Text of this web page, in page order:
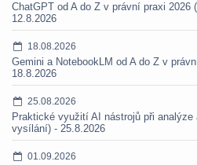
ChatGPT od A do Z v právní praxi 2026
12.8.2026
18.08.2026
Gemini a NotebookLM od A do Z v
18.8.2026
25.08.2026
Praktické využití AI nástrojů při
vysílání) - 25.8.2026
01.09.2026